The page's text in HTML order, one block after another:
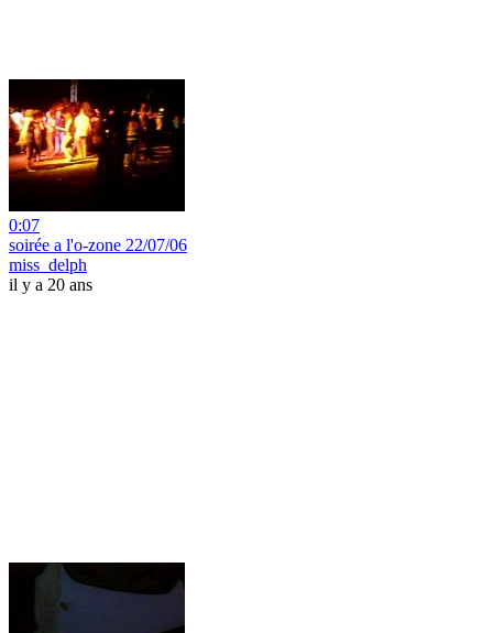
0:07
soirée a l'o-zone 22/07/06
miss_delph
il y a 20 ans